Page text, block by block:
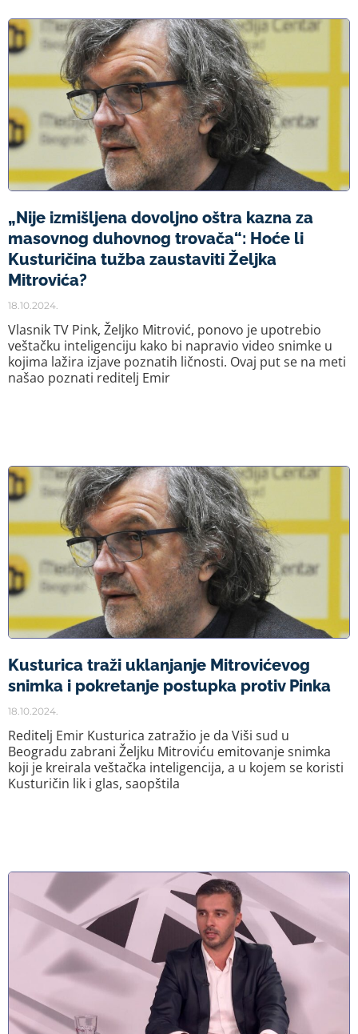
„Nije izmišljena dovoljno oštra kazna za
masovnog duhovnog trovača“: Hoće li
Kusturičina tužba zaustaviti Željka
Mitrovića?
18.10.2024.
Vlasnik TV Pink, Željko Mitrović, ponovo je upotrebio
veštačku inteligenciju kako bi napravio video snimke u
kojima lažira izjave poznatih ličnosti. Ovaj put se na meti
našao poznati reditelj Emir
Kusturica traži uklanjanje Mitrovićevog
snimka i pokretanje postupka protiv Pinka
18.10.2024.
Reditelj Emir Kusturica zatražio je da Viši sud u
Beogradu zabrani Želјku Mitroviću emitovanje snimka
koji je kreirala veštačka inteligencija, a u kojem se koristi
Kusturičin lik i glas, saopštila